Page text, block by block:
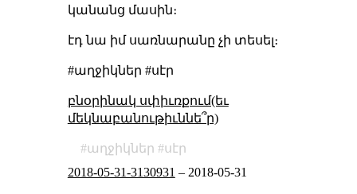
կանանց մասին։
էդ նա իմ սառնարանը չի տեսել։
#աղջիկներ #սէր
բնօրինակ սփիւռքում(եւ
մեկնաբանութիւննե՞ր)
աղջիկներ
սէր
2018-05-31-3130931 – 2018-05-31